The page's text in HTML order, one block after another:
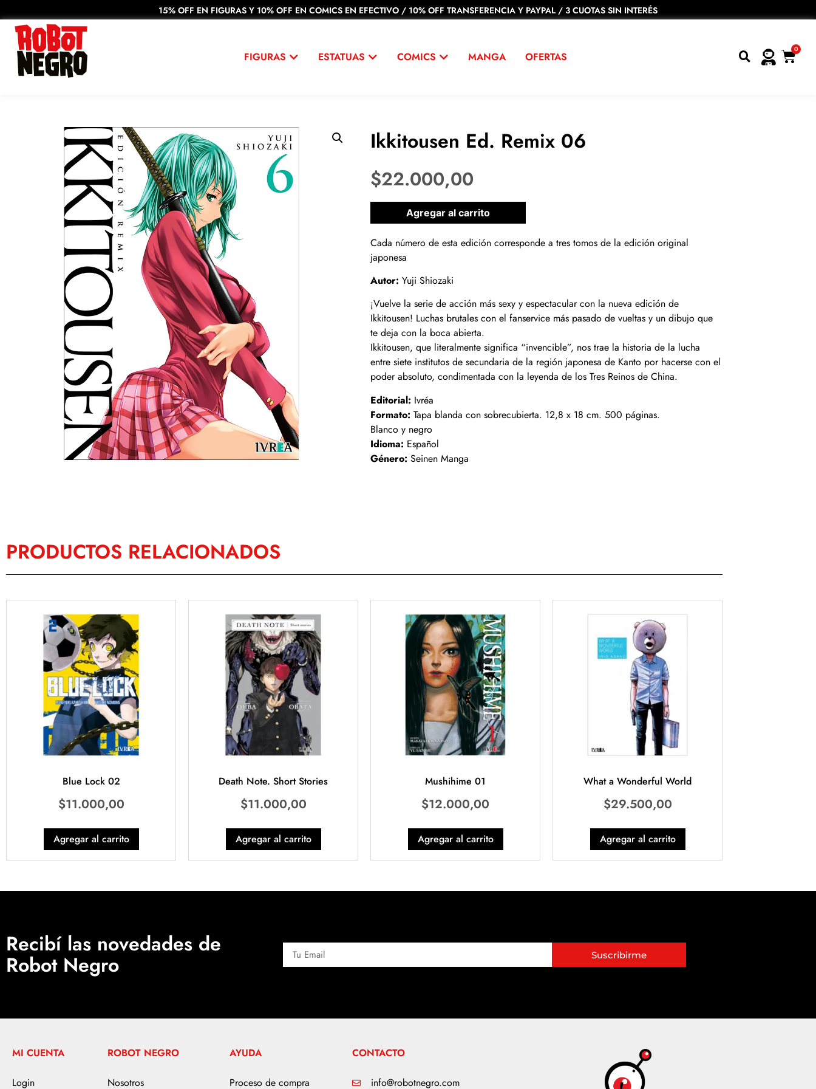
15% OFF EN FIGURAS Y 10% OFF EN COMICS EN EFECTIVO / 10% OFF TRANSFERENCIA Y PAYPAL / 3 CUOTAS SIN INTERÉS
FIGURAS ESTATUAS COMICS MANGA OFERTAS
0
Ikkitousen Ed. Remix 06
$22.000,00
1 disponibles
Agregar al carrito
Cada número de esta edición corresponde a tres tomos de la edición original
japonesa
Autor: Yuji Shiozaki
¡Vuelve la serie de acción más sexy y espectacular con la nueva edición de
Ikkitousen! Luchas brutales con el fanservice más pasado de vueltas y un dibujo que
te deja con la boca abierta.
Ikkitousen, que literalmente significa “invencible”, nos trae la historia de la lucha
entre siete institutos de secundaria de la región japonesa de Kanto por hacerse con el
poder absoluto, condimentada con la leyenda de los Tres Reinos de China.
Editorial: Ivréa
Formato: Tapa blanda con sobrecubierta. 12,8 x 18 cm. 500 páginas.
Blanco y negro
Idioma: Español
Género: Seinen Manga
PRODUCTOS RELACIONADOS
Blue Lock 02
$11.000,00
Agregar al carrito
Death Note. Short Stories
$11.000,00
Agregar al carrito
Mushihime 01
$12.000,00
Agregar al carrito
What a Wonderful World
$29.500,00
Agregar al carrito
Recibí las novedades de
Robot Negro Suscribirme
MI CUENTA
Login
ROBOT NEGRO
Nosotros
AYUDA
Proceso de compra
CONTACTO
info@robotnegro.com